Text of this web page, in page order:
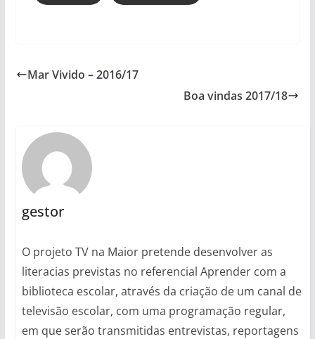
Mar Vivido – 2016/17
Boa vindas 2017/18
gestor
O projeto TV na Maior pretende desenvolver as
literacias previstas no referencial Aprender com a
biblioteca escolar, através da criação de um canal de
televisão escolar, com uma programação regular,
em que serão transmitidas entrevistas, reportagens